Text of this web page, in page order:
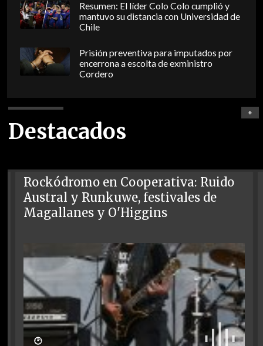
Resumen: El líder Colo Colo cumplió y
mantuvo su distancia con Universidad de
Chile
Prisión preventiva para imputados por
encerrona a escolta de exministro
Cordero
Destacados
+
Rockódromo en Cooperativa: Ruido
Austral y Runkuwe, festivales de
Magallanes y O'Higgins
🕑